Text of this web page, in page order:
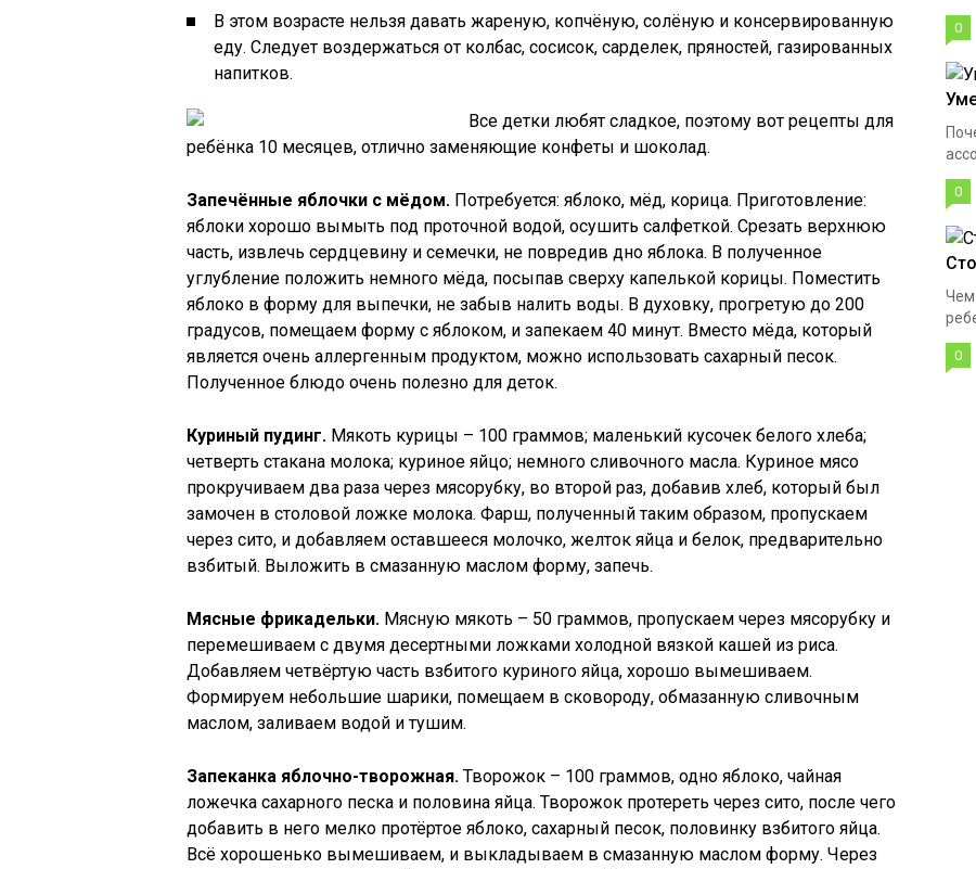
В этом возрасте нельзя давать жареную, копчёную, солёную и консервированную
еду. Следует воздержаться от колбас, сосисок, сарделек, пряностей, газированных
напитков.
Все детки любят сладкое, поэтому вот рецепты для
ребёнка 10 месяцев, отлично заменяющие конфеты и шоколад.
Запечённые яблочки с мёдом. Потребуется: яблоко, мёд, корица. Приготовление:
яблоки хорошо вымыть под проточной водой, осушить салфеткой. Срезать верхнюю
часть, извлечь сердцевину и семечки, не повредив дно яблока. В полученное
углубление положить немного мёда, посыпав сверху капелькой корицы. Поместить
яблоко в форму для выпечки, не забыв налить воды. В духовку, прогретую до 200
градусов, помещаем форму с яблоком, и запекаем 40 минут. Вместо мёда, который
является очень аллергенным продуктом, можно использовать сахарный песок.
Полученное блюдо очень полезно для деток.
Куриный пудинг. Мякоть курицы – 100 граммов; маленький кусочек белого хлеба;
четверть стакана молока; куриное яйцо; немного сливочного масла. Куриное мясо
прокручиваем два раза через мясорубку, во второй раз, добавив хлеб, который был
замочен в столовой ложке молока. Фарш, полученный таким образом, пропускаем
через сито, и добавляем оставшееся молочко, желток яйца и белок, предварительно
взбитый. Выложить в смазанную маслом форму, запечь.
Мясные фрикадельки. Мясную мякоть – 50 граммов, пропускаем через мясорубку и
перемешиваем с двумя десертными ложками холодной вязкой кашей из риса.
Добавляем четвёртую часть взбитого куриного яйца, хорошо вымешиваем.
Формируем небольшие шарики, помещаем в сковороду, обмазанную сливочным
маслом, заливаем водой и тушим.
Запеканка яблочно-творожная. Творожок – 100 граммов, одно яблоко, чайная
ложечка сахарного песка и половина яйца. Творожок протереть через сито, после чего
добавить в него мелко протёртое яблоко, сахарный песок, половинку взбитого яйца.
Всё хорошенько вымешиваем, и выкладываем в смазанную маслом форму. Через
0
0
Чем
0